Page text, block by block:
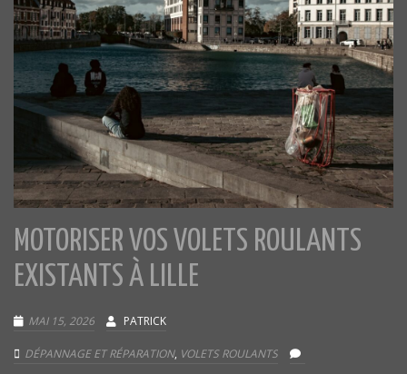
MOTORISER VOS VOLETS ROULANTS
EXISTANTS À LILLE
MAI 15, 2026 PATRICK
DÉPANNAGE ET RÉPARATION, VOLETS ROULANTS